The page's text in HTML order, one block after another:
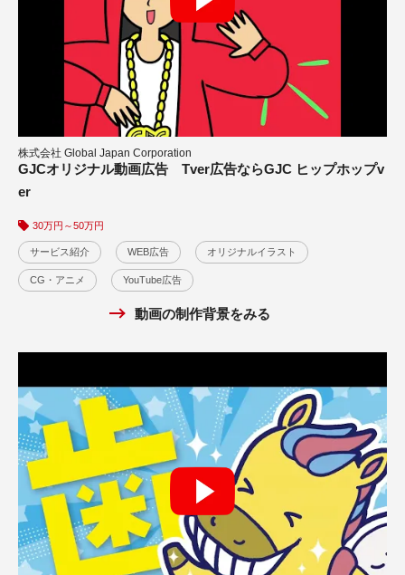
株式会社 Global Japan Corporation
GJCオリジナル動画広告 Tver広告ならGJC ヒップホップv
er
30万円～50万円
サービス紹介 WEB広告 オリジナルイラスト
CG・アニメ YouTube広告
動画の制作背景をみる
カーリース紹介動画広告制作事例
オリジナルソング動画広告事例
10万円～30万円 WEB広告
株式会社 Global Japan Corporation
GJCオリジナル動画広告 Tver広告ならGJC ヒップホップv
er
30万円～50万円
サービス紹介 WEB広告 オリジナルイラスト
CG・アニメ YouTube広告
動画の制作背景をみる
尾島デンタルクリニック様
医院紹介CM制作
株式会社富士薬品様